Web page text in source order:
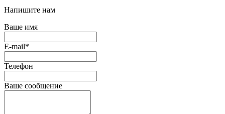
Напишите нам
Ваше имя
E-mail*
Телефон
Ваше сообщение